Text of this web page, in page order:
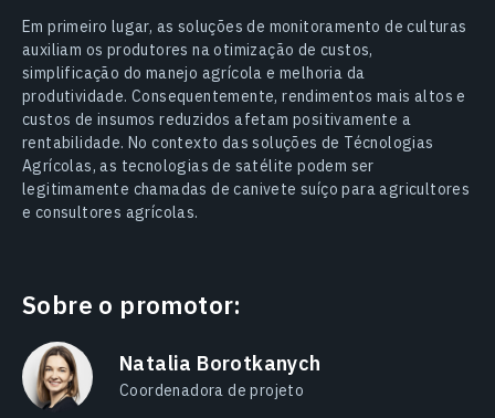
Em primeiro lugar, as soluções de monitoramento de culturas
auxiliam os produtores na otimização de custos,
simplificação do manejo agrícola e melhoria da
produtividade. Consequentemente, rendimentos mais altos e
custos de insumos reduzidos afetam positivamente a
rentabilidade. No contexto das soluções de Técnologias
Agrícolas, as tecnologias de satélite podem ser
legitimamente chamadas de canivete suíço para agricultores
e consultores agrícolas.
Sobre o promotor:
Natalia Borotkanych
Coordenadora de projeto